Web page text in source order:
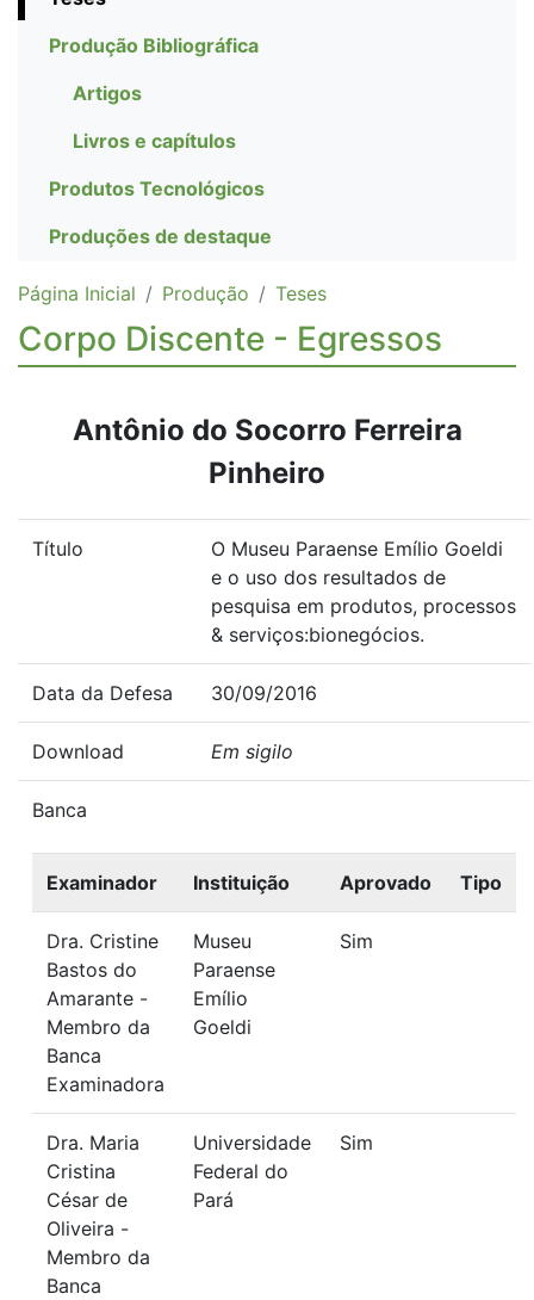
Produção Bibliográfica
Artigos
Livros e capítulos
Produtos Tecnológicos
Produções de destaque
Página Inicial Produção Teses
Corpo Discente - Egressos
Antônio do Socorro Ferreira
Pinheiro
Título
O Museu Paraense Emílio Goeldi
e o uso dos resultados de
pesquisa em produtos, processos
& serviços:bionegócios.
Data da Defesa 30/09/2016
Download Em sigilo
Banca
Examinador Instituição Aprovado Tipo
Dra. Cristine
Bastos do
Amarante -
Membro da
Banca
Examinadora
Museu
Paraense
Emílio
Goeldi
Sim
Dra. Maria
Cristina
César de
Oliveira -
Membro da
Banca
Universidade
Federal do
Pará
Sim